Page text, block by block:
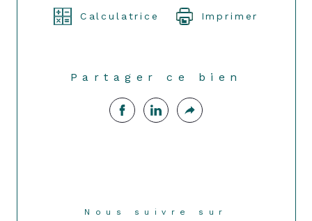
Calculatrice Imprimer
Partager ce bien
Nous suivre sur